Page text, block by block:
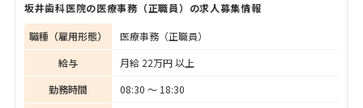
坂井歯科医院の医療事務（正職員）の求人募集情報
職種（雇用形態）
医療事務（正職員）
給与
月給 22万円 以上
勤務時間
08:30 〜 18:30